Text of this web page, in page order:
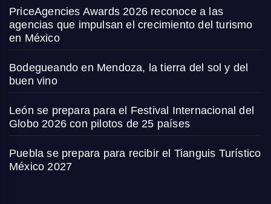
PriceAgencies Awards 2026 reconoce a las
agencias que impulsan el crecimiento del turismo
en México
Bodegueando en Mendoza, la tierra del sol y del
buen vino
León se prepara para el Festival Internacional del
Globo 2026 con pilotos de 25 países
Puebla se prepara para recibir el Tianguis Turístico
México 2027